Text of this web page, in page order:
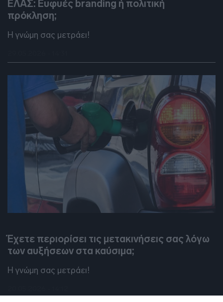
ΕΛΑΣ: Ευφυές branding ή πολιτική
πρόκληση;
Η γνώμη σας μετράει!
Έχετε περιορίσει τις μετακινήσεις σας λόγω
των αυξήσεων στα καύσιμα;
Η γνώμη σας μετράει!